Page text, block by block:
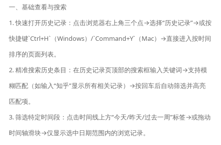
一、基础查看与搜索
1. 快速打开历史记录：点击浏览器右上角三个点→选择“历史记录”→或按
快捷键`Ctrl+H`（Windows）/`Command+Y`（Mac）→直接进入按时间
排序的页面列表。
2. 精准搜索历史条目：在历史记录页顶部的搜索框输入关键词→支持模
糊匹配（如输入“知乎”显示所有相关记录）→按回车后自动筛选并高亮
匹配项。
3. 筛选特定时间段：点击时间线上方“今天/昨天/过去一周”标签→或拖动
时间轴滑块→仅显示选中日期范围内的浏览记录。